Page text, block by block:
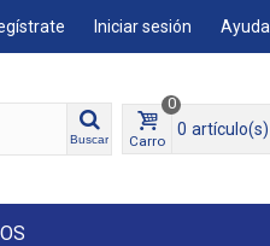
Iniciar sesión Ayuda
Buscar Carro
0
0 artículo(s)